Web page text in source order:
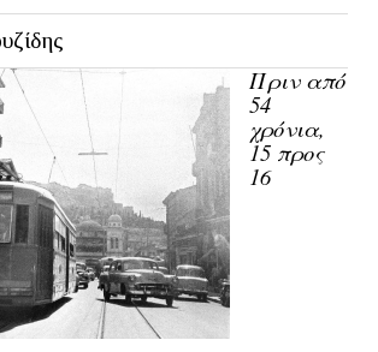
Πριν από
54
χρόνια,
15 προς
16